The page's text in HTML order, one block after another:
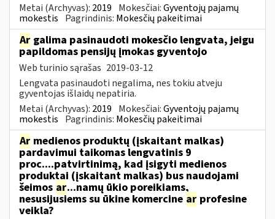
Metai (Archyvas): 2019 Mokesčiai:Gyventojų pajamų
mokestis Pagrindinis: Mokesčių pakeitimai
Ar galima pasinaudoti mokesčio lengvata, jeigu
papildomas pensijų įmokas gyventojo
Web turinio sąrašas 2019-03-12
Lengvata pasinaudoti negalima, nes tokiu atveju
gyventojas išlaidų nepatiria.
Metai (Archyvas): 2019 Mokesčiai:Gyventojų pajamų
mokestis Pagrindinis: Mokesčių pakeitimai
Ar medienos produktų (įskaitant malkas)
pardavimui taikomas lengvatinis 9
proc....patvirtinimą, kad įsigyti medienos
produktai (įskaitant malkas) bus naudojami
šeimos ar...namų ūkio poreikiams,
nesusijusiems su ūkine komercine ar profesine
veikla?